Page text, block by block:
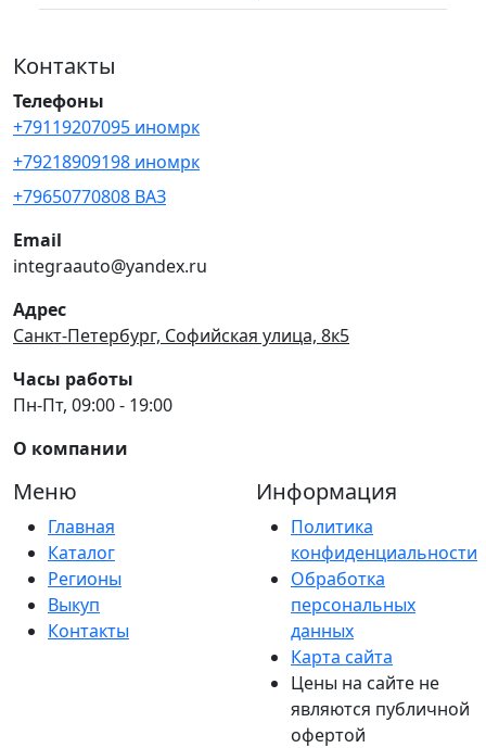
Контакты
Телефоны
+79119207095 иномрк
+79218909198 иномрк
+79650770808 ВАЗ
Email
integraauto@yandex.ru
Адрес
Санкт-Петербург, Софийская улица, 8к5
Часы работы
Пн-Пт, 09:00 - 19:00
О компании
Меню
Главная
Каталог
Регионы
Выкуп
Контакты
Информация
Политика
конфиденциальности
Обработка
персональных
данных
Карта сайта
Цены на сайте не
являются публичной
офертой